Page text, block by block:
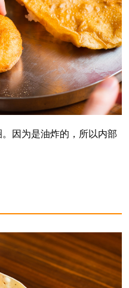
因为是油炸的，所以内部